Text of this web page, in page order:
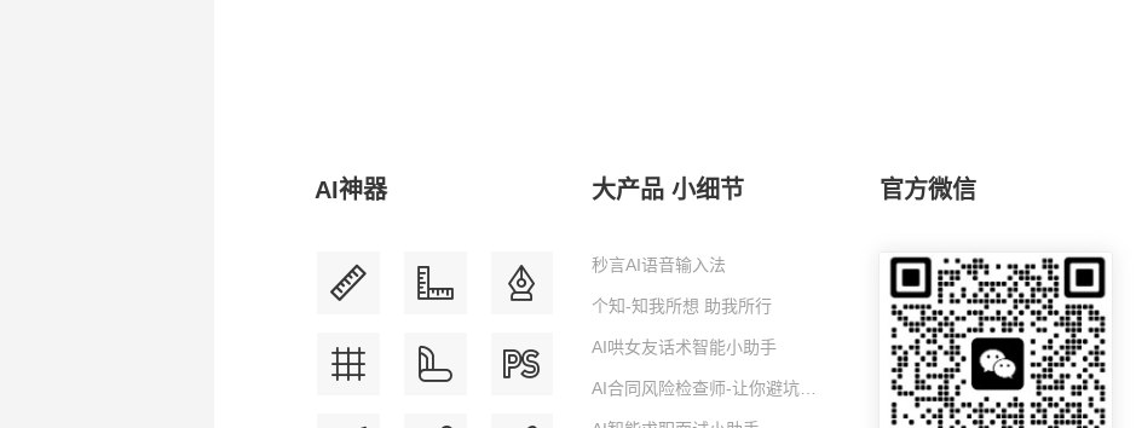
AI神器 大产品 小细节
秒言AI语音输入法
个知-知我所想 助我所行
AI哄女友话术智能小助手
官方微信